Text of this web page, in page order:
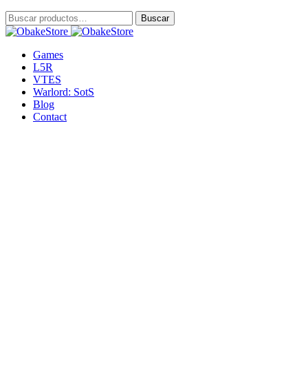
Buscar
por:
Buscar
Games
L5R
VTES
Warlord: SotS
Blog
Contact